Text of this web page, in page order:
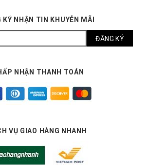
KÝ NHẬN TIN KHUYỄN MÃI
NHẬN THANH TOÁN
VỤ GIAO HÀNG NHANH